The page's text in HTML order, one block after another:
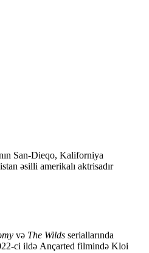
San-Dieqo, Kaliforniya
əsilli amerikalı aktrisadır
və The Wilds seriallarında
ci ildə Ançarted filmində Kloi